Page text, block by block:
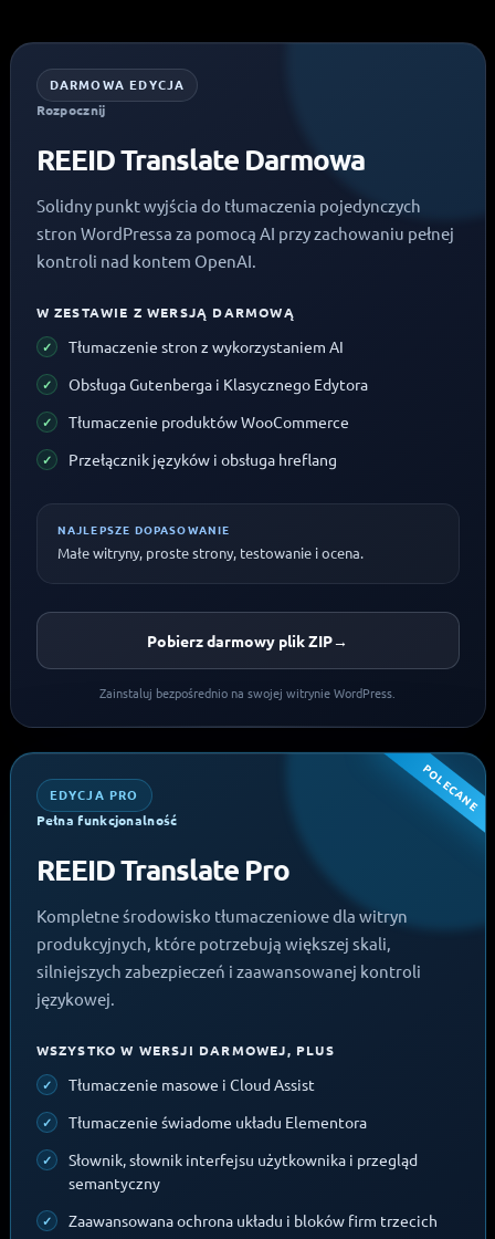
DARMOWA EDYCJA
Rozpocznij
REEID Translate Darmowa
Solidny punkt wyjścia do tłumaczenia pojedynczych
stron WordPressa za pomocą AI przy zachowaniu pełnej
kontroli nad kontem OpenAI.
W ZESTAWIE Z WERSJĄ DARMOWĄ
Tłumaczenie stron z wykorzystaniem AI
Obsługa Gutenberga i Klasycznego Edytora
Tłumaczenie produktów WooCommerce
Przełącznik języków i obsługa hreflang
NAJLEPSZE DOPASOWANIE
Małe witryny, proste strony, testowanie i ocena.
Pobierz darmowy plik ZIP→
Zainstaluj bezpośrednio na swojej witrynie WordPress.
POLECANE
EDYCJA PRO
Pełna funkcjonalność
REEID Translate Pro
Kompletne środowisko tłumaczeniowe dla witryn
produkcyjnych, które potrzebują większej skali,
silniejszych zabezpieczeń i zaawansowanej kontroli
językowej.
WSZYSTKO W WERSJI DARMOWEJ, PLUS
Tłumaczenie masowe i Cloud Assist
Tłumaczenie świadome układu Elementora
Słownik, słownik interfejsu użytkownika i przegląd
semantyczny
Zaawansowana ochrona układu i bloków firm trzecich